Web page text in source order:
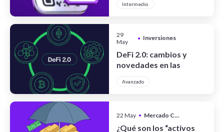
Intermedio
29
May
• Inversiones
DeFi 2.0: cambios y
novedades en las
descentralizadas
Avanzado
22 May • Mercado Cripto
¿Qué son los “activos